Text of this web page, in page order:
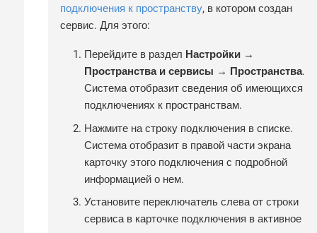
подключения к пространству, в котором создан
сервис. Для этого:
Перейдите в раздел Настройки →
Пространства и сервисы → Пространства.
Система отобразит сведения об имеющихся
подключениях к пространствам.
Нажмите на строку подключения в списке.
Система отобразит в правой части экрана
карточку этого подключения с подробной
информацией о нем.
Установите переключатель слева от строки
сервиса в карточке подключения в активное